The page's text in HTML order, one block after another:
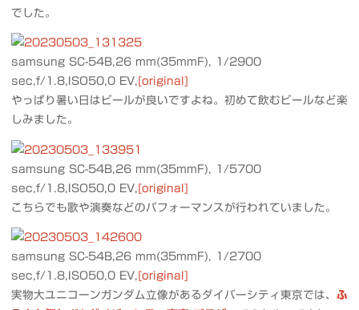
でした。
samsung SC-54B,26 mm(35mmF), 1/2900
sec,f/1.8,ISO50,0 EV, [original]
やっぱり暑い日はビールが良いですよね。初めて飲むビールなど楽
しみました。
samsung SC-54B,26 mm(35mmF), 1/5700
sec,f/1.8,ISO50,0 EV, [original]
こちらでも歌や演奏などのパフォーマンスが行われていました。
samsung SC-54B,26 mm(35mmF), 1/2700
sec,f/1.8,ISO50,0 EV, [original]
実物大ユニコーンガンダム立像があるダイバーシティ東京では、 ふ